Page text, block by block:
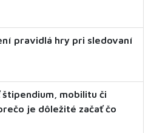
pravidlá hry pri sledovaní
štipendium, mobilitu či
je dôležité začať čo